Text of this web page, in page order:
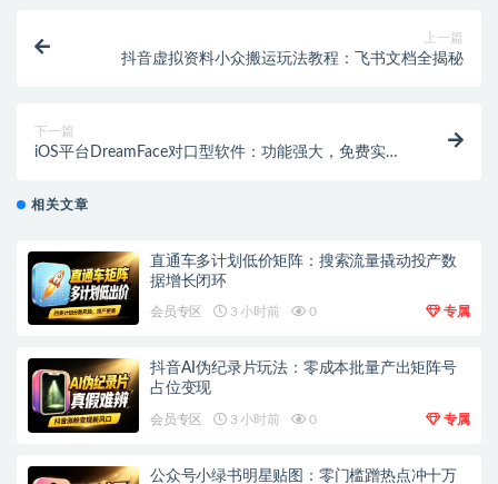
上一篇
抖音虚拟资料小众搬运玩法教程：飞书文档全揭秘
下一篇
iOS平台DreamFace对口型软件：功能强大，免费实用
相关文章
直通车多计划低价矩阵：搜索流量撬动投产数
据增长闭环
会员专区 3 小时前 0 专属
抖音AI伪纪录片玩法：零成本批量产出矩阵号
占位变现
会员专区 3 小时前 0 专属
公众号小绿书明星贴图：零门槛蹭热点冲十万